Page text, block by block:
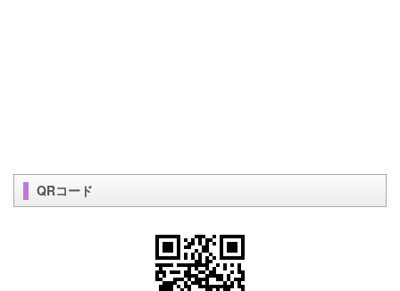
QRコード